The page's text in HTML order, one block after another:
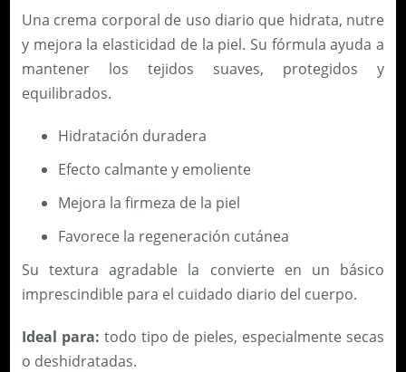
O
P
S
I
C
O
Una crema corporal de uso diario que hidrata, nutre
y mejora la elasticidad de la piel. Su fórmula ayuda a
mantener los tejidos suaves, protegidos y
equilibrados.
Hidratación duradera
Efecto calmante y emoliente
Mejora la firmeza de la piel
Favorece la regeneración cutánea
Su textura agradable la convierte en un básico
imprescindible para el cuidado diario del cuerpo.
Ideal para: todo tipo de pieles, especialmente secas
o deshidratadas.